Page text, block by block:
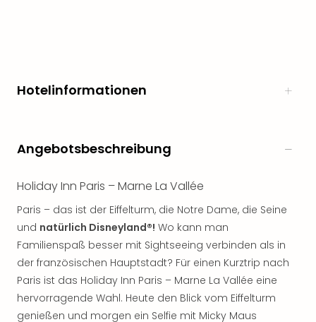
Hotelinformationen
Angebotsbeschreibung
Holiday Inn Paris – Marne La Vallée
Paris – das ist der Eiffelturm, die Notre Dame, die Seine
und natürlich Disneyland®! Wo kann man
Familienspaß besser mit Sightseeing verbinden als in
der französischen Hauptstadt? Für einen Kurztrip nach
Paris ist das Holiday Inn Paris – Marne La Vallée eine
hervorragende Wahl. Heute den Blick vom Eiffelturm
genießen und morgen ein Selfie mit Micky Maus